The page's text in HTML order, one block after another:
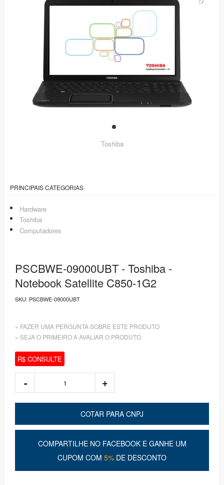
Toshiba
PRINCIPAIS CATEGORIAS
Hardware
Toshiba
Computadores
PSCBWE-09000UBT - Toshiba -
Notebook Satellite C850-1G2
SKU: PSCBWE-09000UBT
» FAZER UMA PERGUNTA SOBRE ESTE PRODUTO
» SEJA O PRIMEIRO A AVALIAR O PRODUTO
R$ CONSULTE
COTAR PARA CNPJ
COMPARTILHE NO FACEBOOK E GANHE UM
CUPOM COM 5% DE DESCONTO